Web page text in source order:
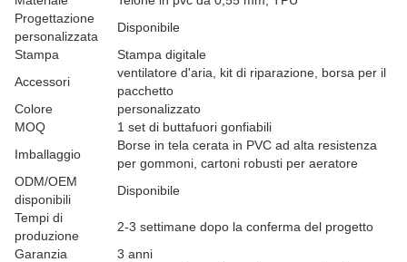
Progettazione
personalizzata
Disponibile
Stampa
Stampa digitale
Accessori
ventilatore d'aria, kit di riparazione, borsa per il
pacchetto
Colore
personalizzato
MOQ
1 set di buttafuori gonfiabili
Imballaggio
Borse in tela cerata in PVC ad alta resistenza
per gommoni, cartoni robusti per aeratore
ODM/OEM
disponibili
Disponibile
Tempi di
produzione
2-3 settimane dopo la conferma del progetto
Garanzia
3 anni